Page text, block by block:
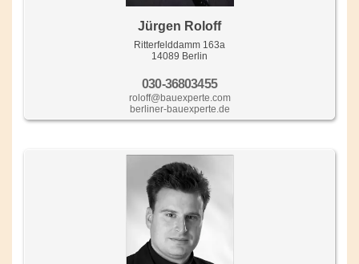
Jürgen Roloff
Ritterfelddamm 163a
14089 Berlin
030-36803455
roloff@bauexperte.com
berliner-bauexperte.de